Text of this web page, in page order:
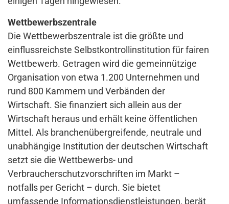
Wettbewerbszentrale
Die Wettbewerbszentrale ist die größte und
einflussreichste Selbstkontrollinstitution für fairen
Wettbewerb. Getragen wird die gemeinnützige
Organisation von etwa 1.200 Unternehmen und
rund 800 Kammern und Verbänden der
Wirtschaft. Sie finanziert sich allein aus der
Wirtschaft heraus und erhält keine öffentlichen
Mittel. Als branchenübergreifende, neutrale und
unabhängige Institution der deutschen Wirtschaft
setzt sie die Wettbewerbs- und
Verbraucherschutzvorschriften im Markt –
notfalls per Gericht – durch. Sie bietet
umfassende Informationsdienstleistungen, berät